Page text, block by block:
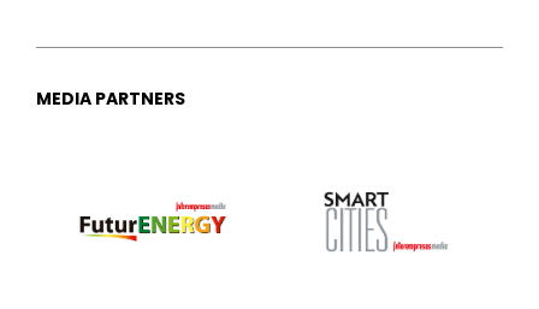
MEDIA PARTNERS